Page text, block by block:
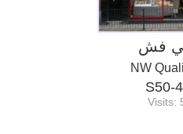
فش
NW
S50-
Visits: